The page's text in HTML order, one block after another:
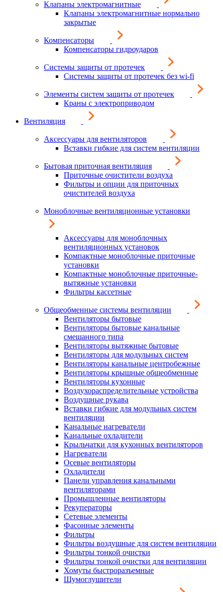
Клапаны электромагнитные
Клапаны электромагнитные нормально
закрытые
Компенсаторы
Компенсаторы гидроударов
Системы защиты от протечек
Системы защиты от протечек без wi-fi
Элементы систем защиты от протечек
Краны с электроприводом
Вентиляция
Аксессуары для вентиляторов
Вставки гибкие для систем вентиляции
Бытовая приточная вентиляция
Приточные очистители воздуха
Фильтры и опции для приточных
очистителей воздуха
Моноблочные вентиляционные установки
Аксессуары для моноблочных
вентиляционных установок
Компактные моноблочные приточные
установки
Компактные моноблочные приточные-
вытяжные установки
Фильтры кассетные
Общеобменные системы вентиляции
Вентиляторы бытовые
Вентиляторы бытовые канальные
смешанного типа
Вентиляторы вытяжные бытовые
Вентиляторы для модульных систем
Вентиляторы канальные центробежные
Вентиляторы крышные общеобменные
Вентиляторы кухонные
Воздухораспределительные устройства
Воздушные рукава
Вставки гибкие для модульных систем
вентиляции
Канальные нагреватели
Канальные охладители
Крыльчатки для кухонных вентиляторов
Нагреватели
Осевые вентиляторы
Охладители
Панели управления канальными
вентиляторами
Промышленные вентиляторы
Рекуператоры
Сетевые элементы
Фасонные элементы
Фильтры
Фильтры воздушные для систем вентиляции
Фильтры тонкой очистки
Фильтры тонкой очистки для вентиляции
Хомуты быстроразъемные
Шумоглушители